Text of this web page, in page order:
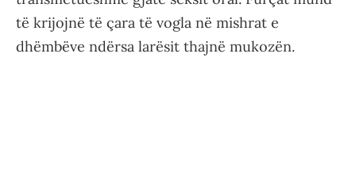
të krijojnë të çara të vogla në mishrat e
dhëmbëve ndërsa larësit thajnë mukozën.